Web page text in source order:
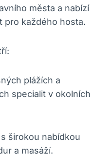
města a nabízí
pro každého hosta.
plážích a
specialit v okolních
širokou nabídkou
a masáží.